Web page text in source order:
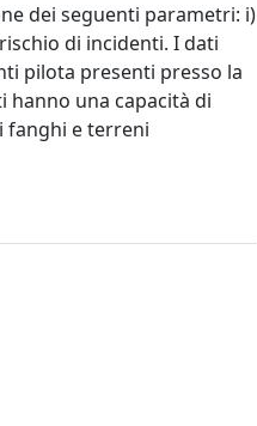
dei seguenti parametri: i)
di incidenti. I dati
pilota presenti presso la
hanno una capacità di
fanghi e terreni